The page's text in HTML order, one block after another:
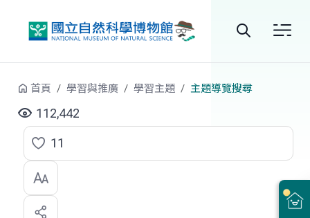
站
尋
首頁 學習與推廣 學習主題 主題導覽搜尋
112,442
點
選
喜
11